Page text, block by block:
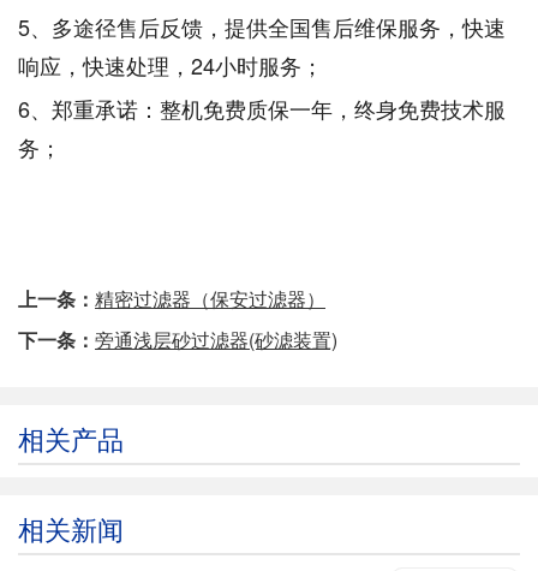
5、多途径售后反馈，提供全国售后维保服务，快速
响应，快速处理，24小时服务；
6、郑重承诺：整机免费质保一年，终身免费技术服
务；
上一条： 精密过滤器（保安过滤器）
下一条： 旁通浅层砂过滤器(砂滤装置)
相关产品
相关新闻